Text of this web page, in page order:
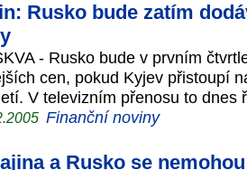
Rusko bude zatím
- Rusko bude v prvním
cen, pokud Kyjev přistoupí
V televizním přenosu to
Finanční noviny
a Rusko se